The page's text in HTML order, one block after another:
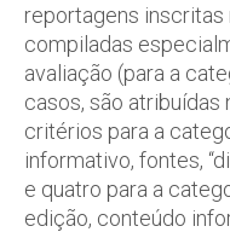
reportagens inscritas
compiladas
avaliação (para a
casos, são atribuídas
critérios para a
informativo, fontes,
e quatro para a
edição, conteúdo